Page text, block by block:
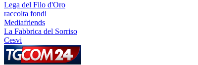
Lega del Filo d'Oro
raccolta fondi
Mediafriends
La Fabbrica del Sorriso
Cesvi